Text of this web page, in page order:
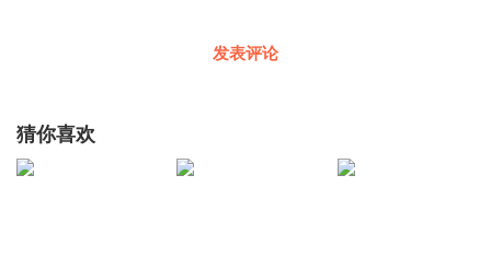
发表评论
猜你喜欢